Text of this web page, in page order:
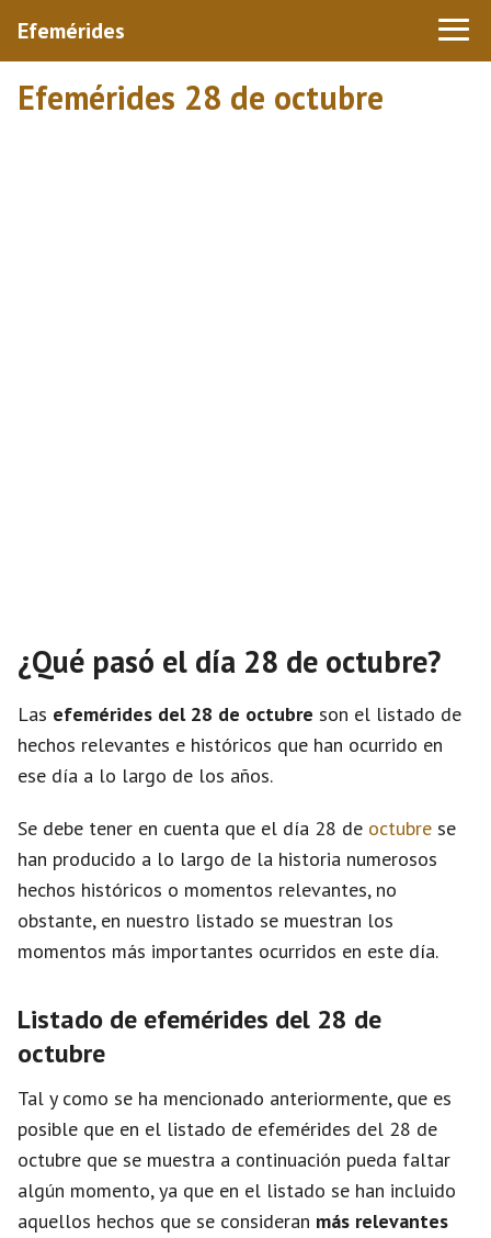
Efemérides
Efemérides 28 de octubre
¿Qué pasó el día 28 de octubre?
Las efemérides del 28 de octubre son el listado de
hechos relevantes e históricos que han ocurrido en
ese día a lo largo de los años.
Se debe tener en cuenta que el día 28 de octubre se
han producido a lo largo de la historia numerosos
hechos históricos o momentos relevantes, no
obstante, en nuestro listado se muestran los
momentos más importantes ocurridos en este día.
Listado de efemérides del 28 de
octubre
Tal y como se ha mencionado anteriormente, que es
posible que en el listado de efemérides del 28 de
octubre que se muestra a continuación pueda faltar
algún momento, ya que en el listado se han incluido
aquellos hechos que se consideran más relevantes